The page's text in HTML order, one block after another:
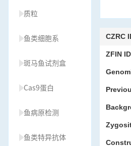
质粒
鱼类细胞系
斑马鱼试剂盒
Cas9蛋白
鱼病原检测
鱼类特异抗体
CZRC
ZFIN ID